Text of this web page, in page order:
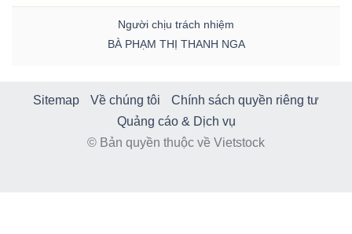
Người chịu trách nhiệm
BÀ PHẠM THỊ THANH NGA
Sitemap Về chúng tôi
Chính sách quyền riêng tư
Quảng cáo & Dịch vụ
© Bản quyền thuộc về Vietstock